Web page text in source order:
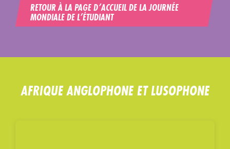
RETOUR À LA PAGE D’ACCUEIL DE LA JOURNÉE
MONDIALE DE L’ÉTUDIANT
AFRIQUE ANGLOPHONE ET LUSOPHONE